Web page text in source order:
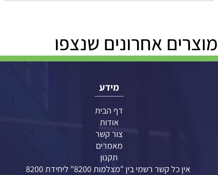
מוצרים אחרונים שנצפו
מידע
דף הבית
אודות
צור קשר
מאמרים
תקנון
אין כל קשר רשמי בין "מצלמות 8200" ליחידת 8200